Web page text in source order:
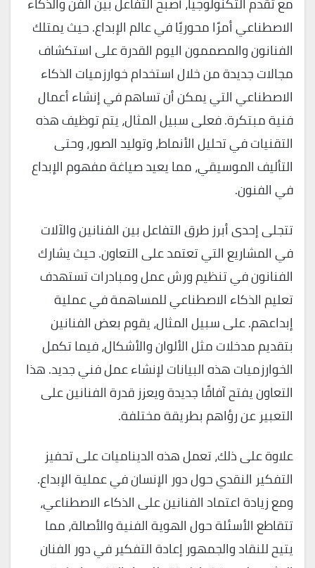
الاصطناعي أمرًا محوريًا في عالم الإبداع. حيث يمتلك
الفنانون والمصممون اليوم القدرة على استكشاف
مجالات جديدة من خلال استخدام خوارزميات الذكاء
الاصطناعي التي يمكن أن تساهم في إنشاء أعمال
فنية مبتكرة. فعلى سبيل المثال، يتم توظيف هذه
التقنيات في تحليل الأنماط، وتوليد الصور، وحتى
التأليف الموسيقي، مما يعيد صياغة مفهوم الإبداع
في الفنون.
تتجلى إحدى أبرز طرق التفاعل بين الفنانين والآلات
في المشاريع التي تعتمد على التعاون. حيث يشارك
الفنانون في تنظيم ورش عمل ومبادرات تستهدف
تعليم الذكاء الاصطناعي للمساهمة في عملية
إبداعهم. على سبيل المثال، يقوم بعض الفنانين
بتقديم مدخلات مثل الألوان والأشكال، فيما تكمل
الخوارزميات هذه البيانات لإنشاء عمل فني جديد. هذا
التعاون يفتح آفاقًا جديدة ويعزز قدرة الفنانين على
التعبير عن رؤاهم بطريقة مختلفة.
علاوة على ذلك، تعمل هذه الديناميات على تحفيز
التفكير النقدي حول دور الإنسان في عملية الإبداع.
ومع زيادة اعتماد الفنانين على الذكاء الاصطناعي،
تتقاطع الأسئلة حول الهوية الفنية والأصالة، مما
يتيح للنقاد والجمهور إعادة التفكير في دور الفنان